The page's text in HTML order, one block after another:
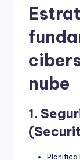
nube
1.
Planifica